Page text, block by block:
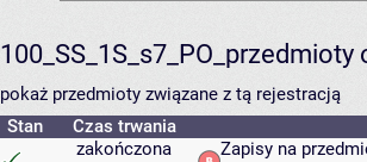
pokaż przedmioty związane z tą rejestracją
Stan
Czas trwania
zakończona
Zapisy na